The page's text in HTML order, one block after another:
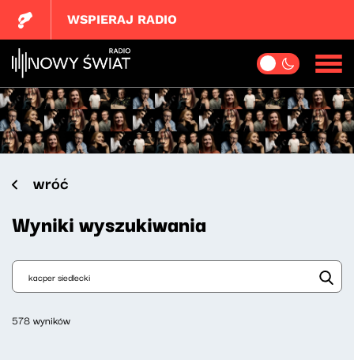
WSPIERAJ RADIO
wróć
Wyniki wyszukiwania
578 wyników